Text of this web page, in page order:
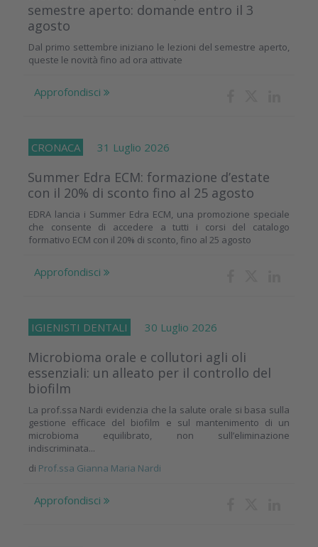
semestre aperto: domande entro il 3
agosto
Dal primo settembre iniziano le lezioni del semestre aperto,
queste le novità fino ad ora attivate
Approfondisci
CRONACA 31 Luglio 2026
Summer Edra ECM: formazione d’estate
con il 20% di sconto fino al 25 agosto
EDRA lancia i Summer Edra ECM, una promozione speciale
che consente di accedere a tutti i corsi del catalogo
formativo ECM con il 20% di sconto, fino al 25 agosto
Approfondisci
IGIENISTI DENTALI 30 Luglio 2026
Microbioma orale e collutori agli oli
essenziali: un alleato per il controllo del
biofilm
La prof.ssa Nardi evidenzia che la salute orale si basa sulla
gestione efficace del biofilm e sul mantenimento di un
microbioma equilibrato, non sull’eliminazione
indiscriminata...
di Prof.ssa Gianna Maria Nardi
Approfondisci